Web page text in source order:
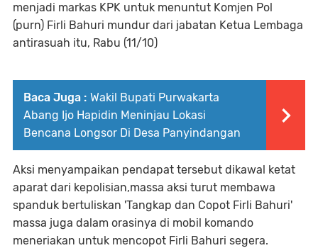
menjadi markas KPK untuk menuntut Komjen Pol
(purn) Firli Bahuri mundur dari jabatan Ketua Lembaga
antirasuah itu, Rabu (11/10)
Baca Juga : Wakil Bupati Purwakarta
Abang Ijo Hapidin Meninjau Lokasi
Bencana Longsor Di Desa Panyindangan
Aksi menyampaikan pendapat tersebut dikawal ketat
aparat dari kepolisian,massa aksi turut membawa
spanduk bertuliskan 'Tangkap dan Copot Firli Bahuri'
massa juga dalam orasinya di mobil komando
meneriakan untuk mencopot Firli Bahuri segera.